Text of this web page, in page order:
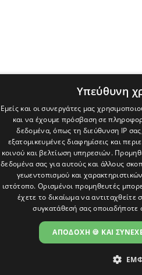
Υπεύθυνη
Εμείς και οι συνεργάτες μας
και να έχουμε πρόσβαση σε
δεδομένα, όπως τη διεύθυνση IP
εξατομικευμένες διαφημίσεις και
κοινού και βελτίωση υπηρεσιών.
δεδομένα σας για αυτούς και άλλους
γεωεντοπισμού και
ιστότοπο. Ορισμένοι προμηθευτές
έχετε το δικαίωμα να αντιταχθείτε
συγκατάθεσή σας οποιαδήποτε
ΑΠΟΔΟΧΗ 🍪 ΚΑΙ